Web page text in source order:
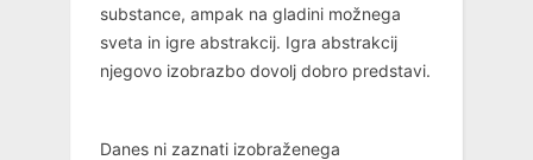
substance, ampak na gladini možnega
sveta in igre abstrakcij. Igra abstrakcij
njegovo izobrazbo dovolj dobro predstavi.
Danes ni zaznati izobraženega